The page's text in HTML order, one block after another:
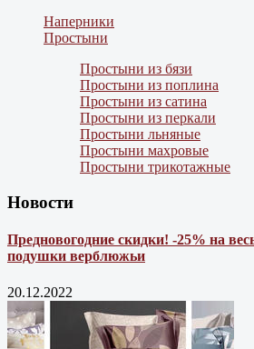
Наперники
Простыни
Простыни из бязи
Простыни из поплина
Простыни из сатина
Простыни из перкали
Простыни льняные
Простыни махровые
Простыни трикотажные
Новости
Предновогодние скидки! -25% на
подушки верблюжьи
20.12.2022